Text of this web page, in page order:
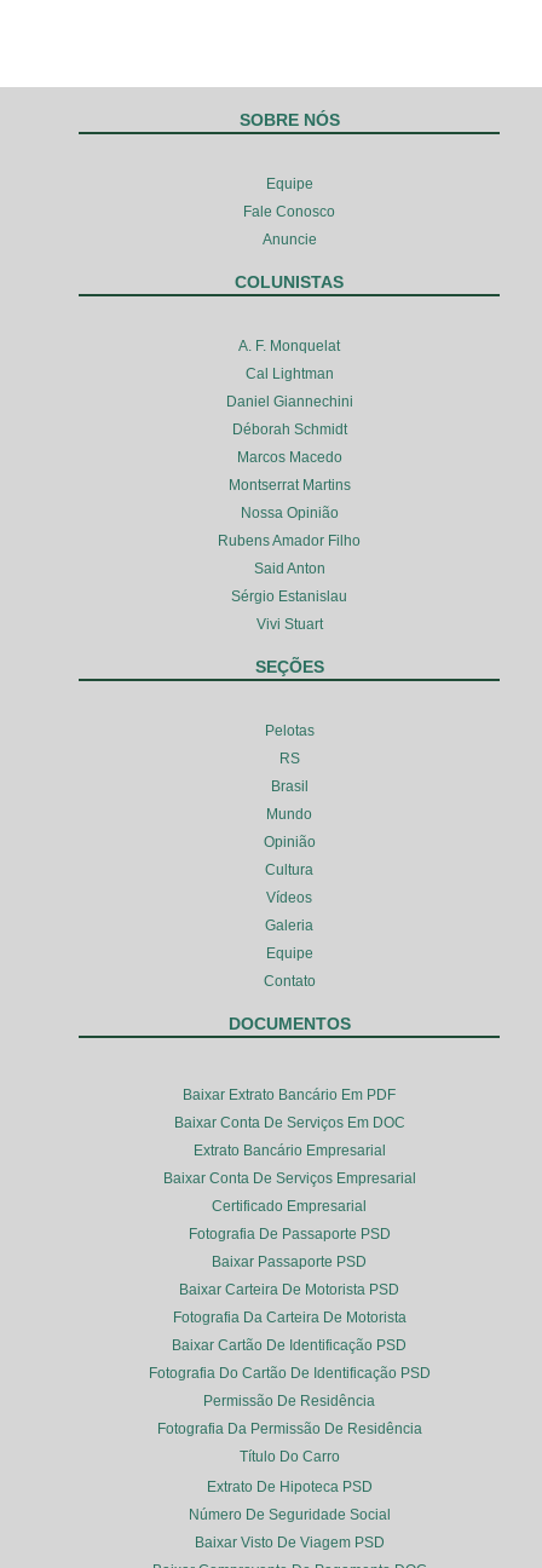
SOBRE NÓS
Equipe
Fale Conosco
Anuncie
COLUNISTAS
A. F. Monquelat
Cal Lightman
Daniel Giannechini
Déborah Schmidt
Marcos Macedo
Montserrat Martins
Nossa Opinião
Rubens Amador Filho
Said Anton
Sérgio Estanislau
Vivi Stuart
SEÇÕES
Pelotas
RS
Brasil
Mundo
Opinião
Cultura
Vídeos
Galeria
Equipe
Contato
DOCUMENTOS
Baixar Extrato Bancário Em PDF
Baixar Conta De Serviços Em DOC
Extrato Bancário Empresarial
Baixar Conta De Serviços Empresarial
Certificado Empresarial
Fotografia De Passaporte PSD
Baixar Passaporte PSD
Baixar Carteira De Motorista PSD
Fotografia Da Carteira De Motorista
Baixar Cartão De Identificação PSD
Fotografia Do Cartão De Identificação PSD
Permissão De Residência
Fotografia Da Permissão De Residência
Título Do Carro
Extrato De Hipoteca PSD
Número De Seguridade Social
Baixar Visto De Viagem PSD